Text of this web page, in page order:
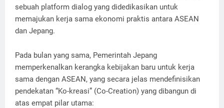
sebuah platform dialog yang didedikasikan untuk
memajukan kerja sama ekonomi praktis antara ASEAN
dan Jepang.
Pada bulan yang sama, Pemerintah Jepang
memperkenalkan kerangka kebijakan baru untuk kerja
sama dengan ASEAN, yang secara jelas mendefinisikan
pendekatan “Ko-kreasi” (Co-Creation) yang dibangun di
atas empat pilar utama: